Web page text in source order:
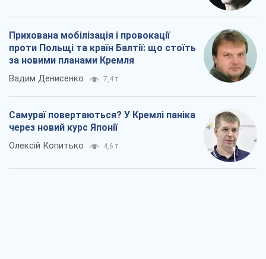
Прихована мобілізація і провокації
проти Польщі та країн Балтії: що стоїть
за новими планами Кремля
Вадим Денисенко 7,4 т.
Самураї повертаються? У Кремлі паніка
через новий курс Японії
Олексій Копитько 4,6 т.